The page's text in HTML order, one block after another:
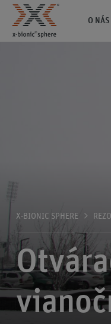
O NÁS
X-BIONIC SPHERE